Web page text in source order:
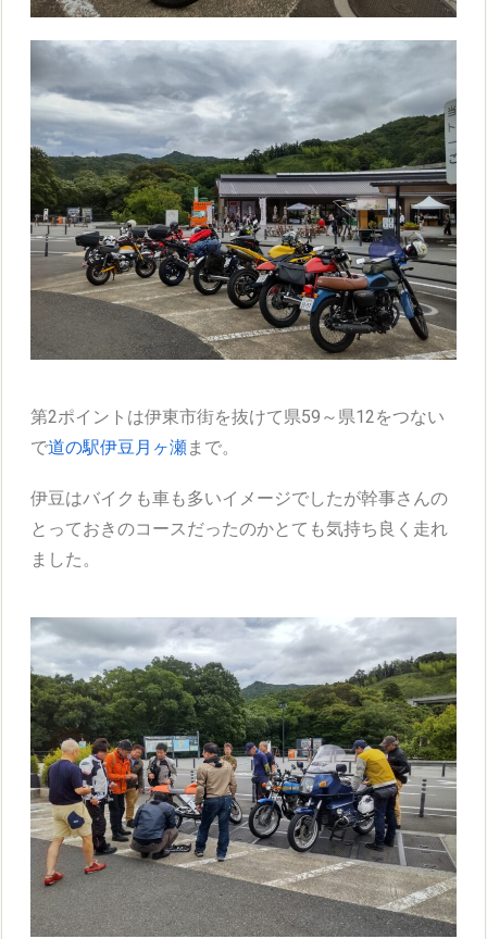
第2ポイントは伊東市街を抜けて県59～県12をつない
で道の駅伊豆月ヶ瀬まで。
伊豆はバイクも車も多いイメージでしたが幹事さんの
とっておきのコースだったのかとても気持ち良く走れ
ました。